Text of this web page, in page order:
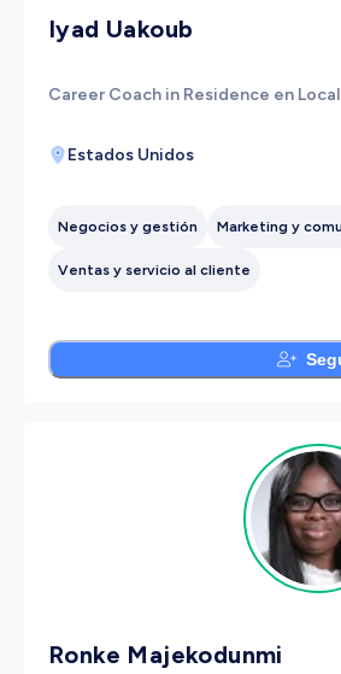
Iyad Uakoub
Career Coach in Residence en
Estados Unidos
Negocios y gestión Marketing y
Ventas y servicio al cliente
Ronke Majekodunmi